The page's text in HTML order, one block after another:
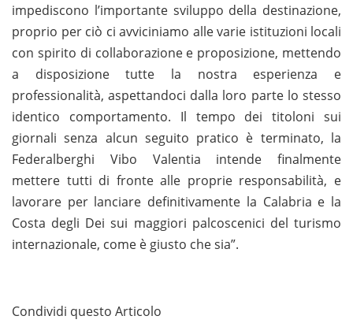
impediscono l’importante sviluppo della destinazione,
proprio per ciò ci avviciniamo alle varie istituzioni locali
con spirito di collaborazione e proposizione, mettendo
a disposizione tutte la nostra esperienza e
professionalità, aspettandoci dalla loro parte lo stesso
identico comportamento. Il tempo dei titoloni sui
giornali senza alcun seguito pratico è terminato, la
Federalberghi Vibo Valentia intende finalmente
mettere tutti di fronte alle proprie responsabilità, e
lavorare per lanciare definitivamente la Calabria e la
Costa degli Dei sui maggiori palcoscenici del turismo
internazionale, come è giusto che sia”.
Condividi questo Articolo